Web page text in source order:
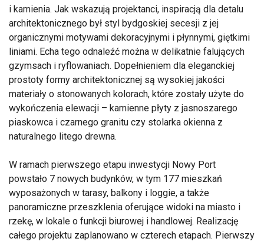
i kamienia. Jak wskazują projektanci, inspiracją dla detalu
architektonicznego był styl bydgoskiej secesji z jej
organicznymi motywami dekoracyjnymi i płynnymi, giętkimi
liniami. Echa tego odnaleźć można w delikatnie falujących
gzymsach i ryflowaniach. Dopełnieniem dla eleganckiej
prostoty formy architektonicznej są wysokiej jakości
materiały o stonowanych kolorach, które zostały użyte do
wykończenia elewacji – kamienne płyty z jasnoszarego
piaskowca i czarnego granitu czy stolarka okienna z
naturalnego litego drewna.
W ramach pierwszego etapu inwestycji Nowy Port
powstało 7 nowych budynków, w tym 177 mieszkań
wyposażonych w tarasy, balkony i loggie, a także
panoramiczne przeszklenia oferujące widoki na miasto i
rzekę, w lokale o funkcji biurowej i handlowej. Realizację
całego projektu zaplanowano w czterech etapach. Pierwszy